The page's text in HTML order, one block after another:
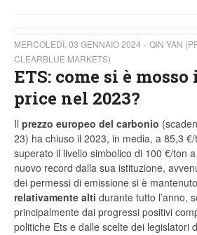
MERCOLEDÌ, 03 GENNAIO 2024
QIN YAN
CLEARBLUE MARKETS)
ETS: come si è
price nel 2023?
Il prezzo europeo del carbonio
23) ha chiuso il 2023, in media, a 85,3
superato il livello simbolico di 100 €/ton
nuovo record dalla sua istituzione,
dei permessi di emissione si è mantenuto
relativamente alti durante tutto l’anno,
principalmente dai progressi positivi
politiche Ets e dalle scelte dei legislatori